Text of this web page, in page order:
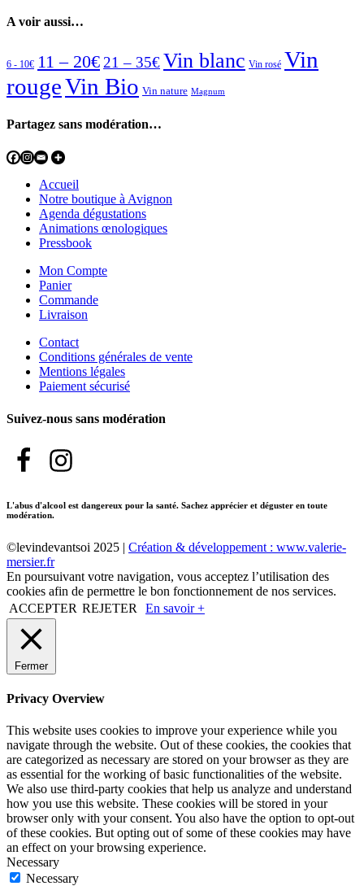
A voir aussi…
6 - 10€ 11 – 20€ 21 – 35€Vin blanc Vin rosé Vin
rougeVin Bio Vin nature Magnum
Partagez sans modération…
Accueil
Notre boutique à Avignon
Agenda dégustations
Animations œnologiques
Pressbook
Mon Compte
Panier
Commande
Livraison
Contact
Conditions générales de vente
Mentions légales
Paiement sécurisé
Suivez-nous sans modération
L'abus d'alcool est dangereux pour la santé. Sachez apprécier et déguster en toute
modération.
©levindevantsoi 2025 | Création & développement : www.valerie-
mersier.fr
En poursuivant votre navigation, vous acceptez l’utilisation des
cookies afin de permettre le bon fonctionnement de nos services.
ACCEPTER REJETER En savoir +
Fermer
Privacy Overview
This website uses cookies to improve your experience while you
navigate through the website. Out of these cookies, the cookies that
are categorized as necessary are stored on your browser as they are
as essential for the working of basic functionalities of the website.
We also use third-party cookies that help us analyze and understand
how you use this website. These cookies will be stored in your
browser only with your consent. You also have the option to opt-out
of these cookies. But opting out of some of these cookies may have
an effect on your browsing experience.
Necessary
Necessary